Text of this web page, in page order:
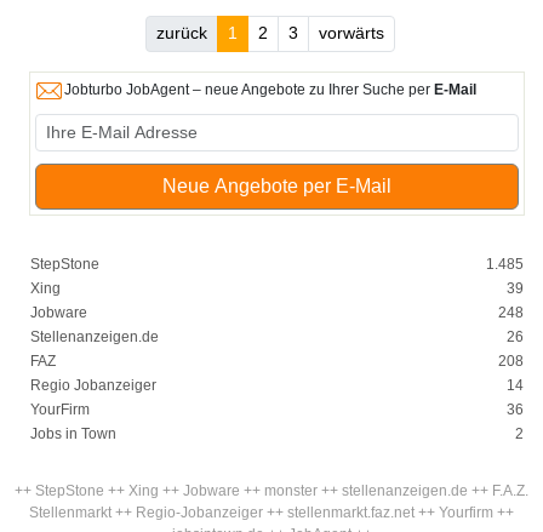
zurück 1 2 3 vorwärts
Jobturbo JobAgent – neue Angebote zu Ihrer Suche per E-Mail
Neue Angebote per E-Mail
StepStone
1.485
Xing
39
Jobware
248
Stellenanzeigen.de
26
FAZ
208
Regio Jobanzeiger
14
YourFirm
36
Jobs in Town
2
++ StepStone ++ Xing ++ Jobware ++ monster ++ stellenanzeigen.de ++ F.A.Z.
Stellenmarkt ++ Regio-Jobanzeiger ++ stellenmarkt.faz.net ++ Yourfirm ++